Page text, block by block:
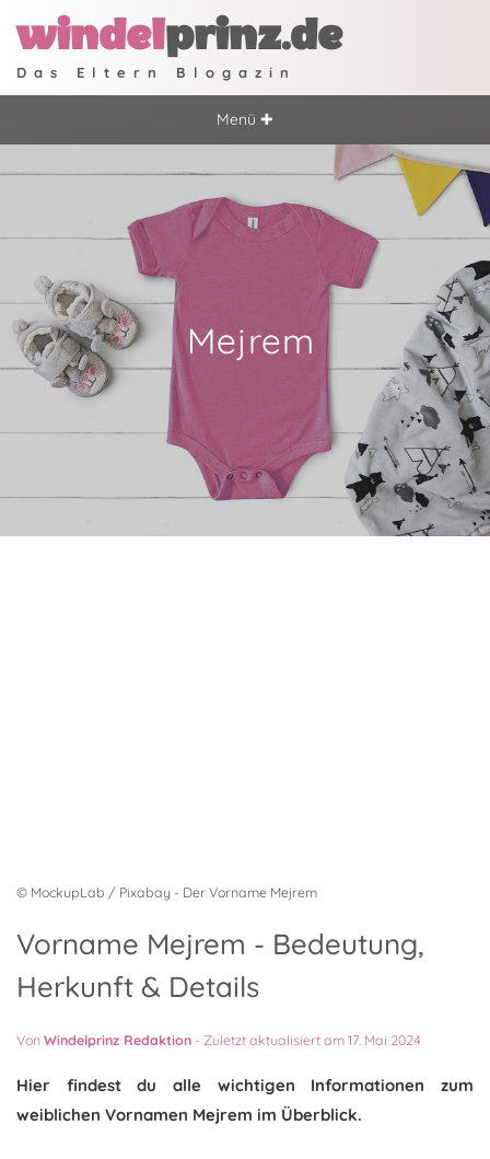
windelprinz.de
Das Eltern Blogazin
Menü ✚
Mejrem
© MockupLab / Pixabay - Der Vorname Mejrem
Vorname Mejrem - Bedeutung,
Herkunft & Details
VonWindelprinz Redaktion - Zuletzt aktualisiert am 17. Mai 2024
Hier findest du alle wichtigen Informationen zum
weiblichen Vornamen Mejrem im Überblick.